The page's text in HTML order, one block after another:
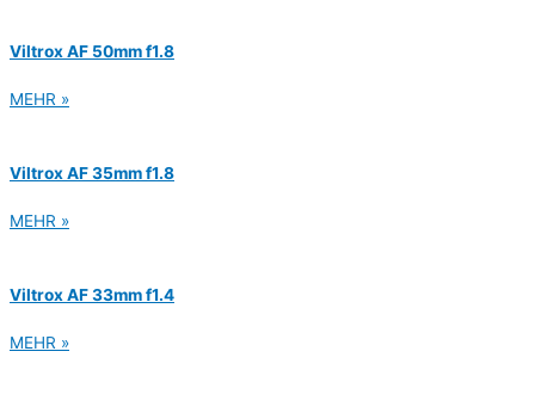
Viltrox AF 50mm f1.8
MEHR »
Viltrox AF 35mm f1.8
MEHR »
Viltrox AF 33mm f1.4
MEHR »